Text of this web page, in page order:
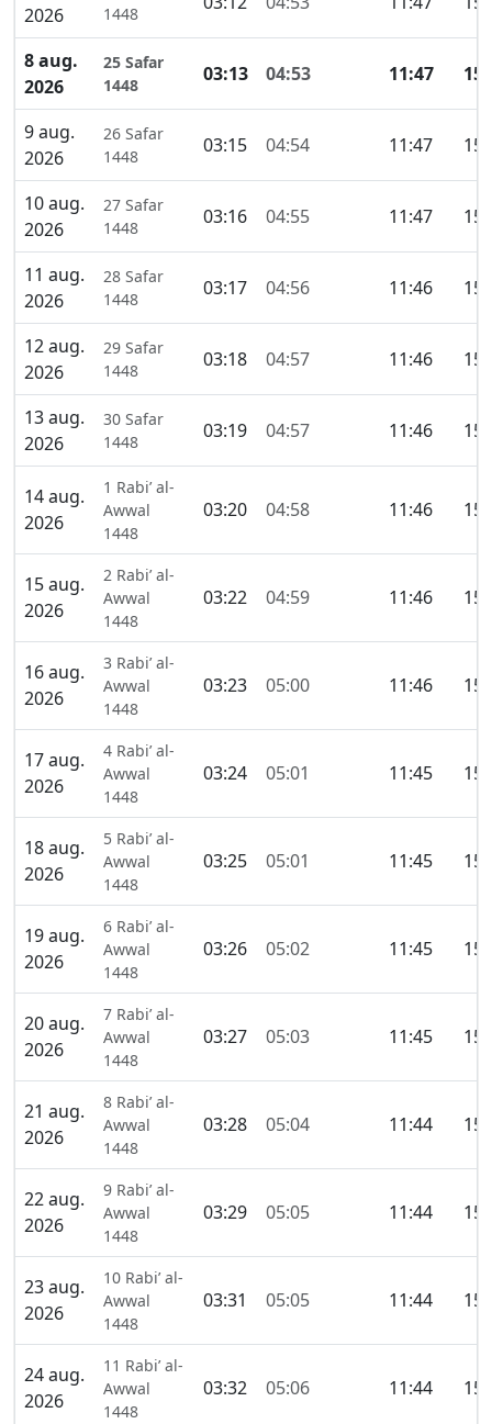
2026
1448
8 aug.
2026
25 Safar
1448
03:13 04:53 11:47
9 aug.
2026
26 Safar
1448
03:15 04:54 11:47
10 aug.
2026
27 Safar
1448
03:16 04:55 11:47
11 aug.
2026
28 Safar
1448
03:17 04:56 11:46
12 aug.
2026
29 Safar
1448
03:18 04:57 11:46
13 aug.
2026
30 Safar
1448
03:19 04:57 11:46
14 aug.
2026
1 Rabi’ al-
Awwal
1448
03:20 04:58 11:46
15 aug.
2026
2 Rabi’ al-
Awwal
1448
03:22 04:59 11:46
16 aug.
2026
3 Rabi’ al-
Awwal
1448
03:23 05:00 11:46
17 aug.
2026
4 Rabi’ al-
Awwal
1448
03:24 05:01 11:45
18 aug.
2026
5 Rabi’ al-
Awwal
1448
03:25 05:01 11:45
19 aug.
2026
6 Rabi’ al-
Awwal
1448
03:26 05:02 11:45
20 aug.
2026
7 Rabi’ al-
Awwal
1448
03:27 05:03 11:45
21 aug.
2026
8 Rabi’ al-
Awwal
1448
03:28 05:04 11:44
22 aug.
2026
9 Rabi’ al-
Awwal
1448
03:29 05:05 11:44
23 aug.
2026
10 Rabi’ al-
Awwal
1448
03:31 05:05 11:44
24 aug.
2026
11 Rabi’ al-
Awwal
1448
03:32 05:06 11:44